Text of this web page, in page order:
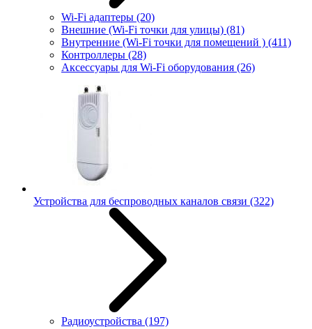
Wi-Fi адаптеры (20)
Внешние (Wi-Fi точки для улицы) (81)
Внутренние (Wi-Fi точки для помещений ) (411)
Контроллеры (28)
Аксессуары для Wi-Fi оборудования (26)
Устройства для беспроводных каналов связи (322)
Радиоустройства (197)